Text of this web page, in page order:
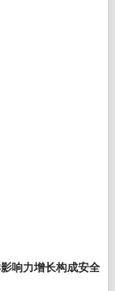
响力增长构成安全